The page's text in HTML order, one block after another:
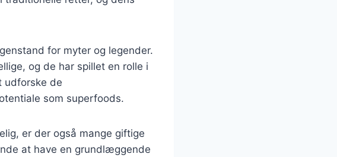
for myter og legender.
og de har spillet en rolle i
udforske de
som superfoods.
er der også mange giftige
at have en grundlæggende